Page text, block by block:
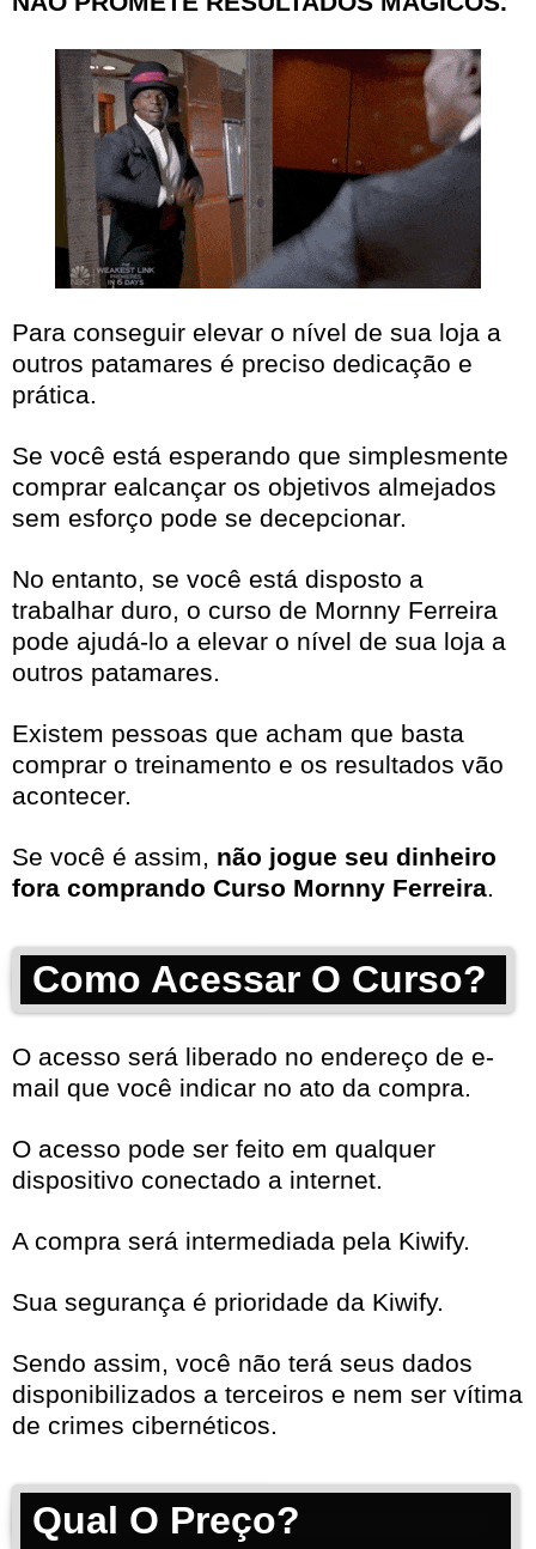
Para conseguir elevar o nível de sua loja a
outros patamares é preciso dedicação e
prática.
Se você está esperando que simplesmente
comprar ealcançar os objetivos almejados
sem esforço pode se decepcionar.
No entanto, se você está disposto a
trabalhar duro, o curso de Mornny Ferreira
pode ajudá-lo a elevar o nível de sua loja a
outros patamares.
Existem pessoas que acham que basta
comprar o treinamento e os resultados vão
acontecer.
Se você é assim, não jogue seu dinheiro
fora comprando Curso Mornny Ferreira.
Como Acessar O Curso?
O acesso será liberado no endereço de e-
mail que você indicar no ato da compra.
O acesso pode ser feito em qualquer
dispositivo conectado a internet.
A compra será intermediada pela Kiwify.
Sua segurança é prioridade da Kiwify.
Sendo assim, você não terá seus dados
disponibilizados a terceiros e nem ser vítima
de crimes cibernéticos.
Qual O Preço?